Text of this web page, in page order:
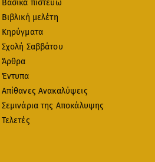
Βασικά πιστεύω
Βιβλική μελέτη
Κηρύγματα
Σχολή Σαββάτου
Άρθρα
Έντυπα
Απίθανες Ανακαλύψεις
Σεμινάρια της Αποκάλυψης
Τελετές